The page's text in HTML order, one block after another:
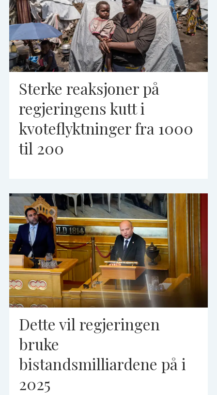
Sterke reaksjoner på
regjeringens kutt i
kvoteflyktninger fra 1000
til 200
Dette vil regjeringen
bruke
bistandsmilliardene på i
2025